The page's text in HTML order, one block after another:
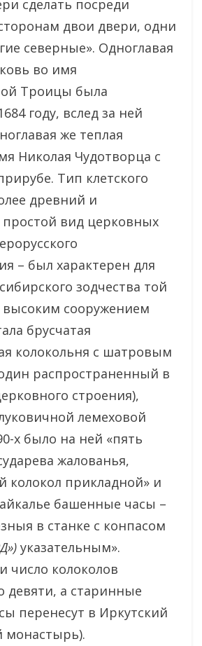
сделать посреди
двои двери, одни
северные». Одноглавая
во имя
Троицы была
году, вслед за ней
же теплая
Николая Чудотворца с
Тип клетского
древний и
вид церковных
– был характерен для
зодчества той
сооружением
брусчатая
колокольня с шатровым
распространенный в
строения),
лемеховой
х было на ней «пять
жалованья,
колокол прикладной» и
башенные часы –
в станке с конпасом
указательным».
число колоколов
девяти, а старинные
перенесут в Иркутский
монастырь).